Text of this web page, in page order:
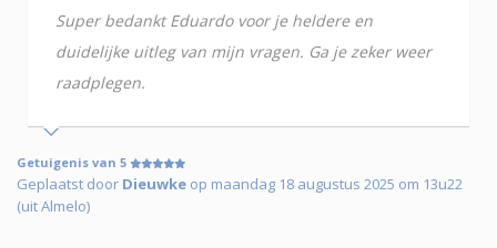
Super bedankt Eduardo voor je heldere en
duidelijke uitleg van mijn vragen. Ga je zeker weer
raadplegen.
Getuigenis van 5
Geplaatst door Dieuwke op maandag 18 augustus 2025 om 13u22
(uit Almelo)